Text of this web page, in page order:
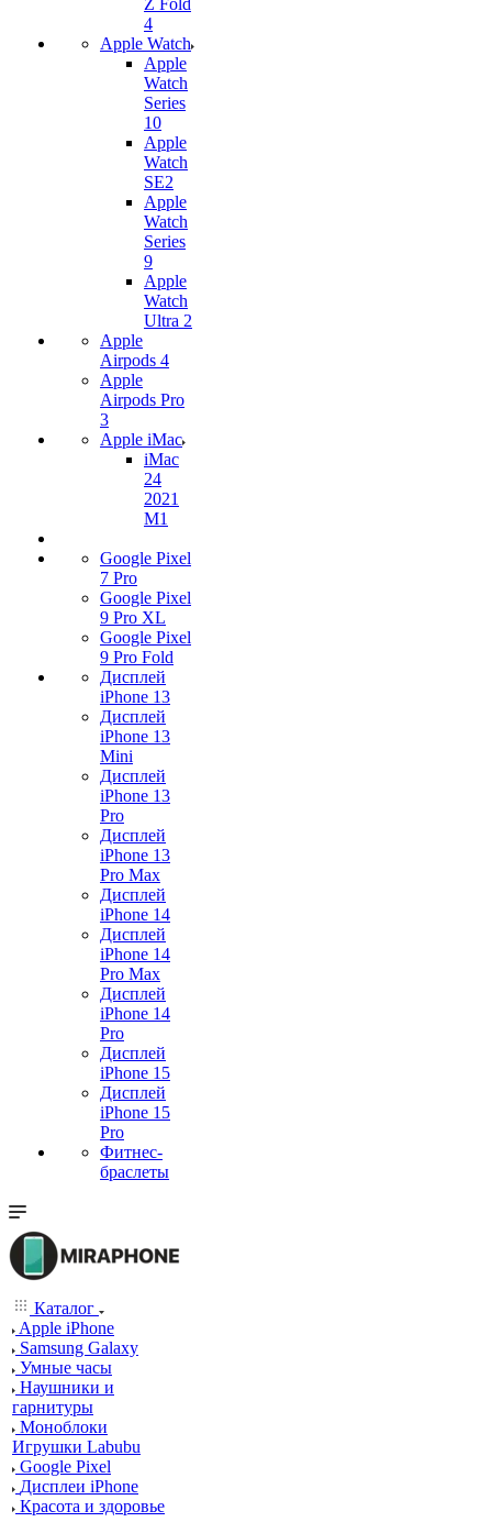
Z Fold
4
Apple Watch
Apple
Watch
Series
10
Apple
Watch
SE2
Apple
Watch
Series
9
Apple
Watch
Ultra 2
Apple
Airpods 4
Apple
Airpods Pro
3
Apple iMac
iMac
24
2021
M1
Google Pixel
7 Pro
Google Pixel
9 Pro XL
Google Pixel
9 Pro Fold
Дисплей
iPhone 13
Дисплей
iPhone 13
Mini
Дисплей
iPhone 13
Pro
Дисплей
iPhone 13
Pro Max
Дисплей
iPhone 14
Дисплей
iPhone 14
Pro Max
Дисплей
iPhone 14
Pro
Дисплей
iPhone 15
Дисплей
iPhone 15
Pro
Фитнес-
браслеты
Каталог
Apple iPhone
Samsung Galaxy
Умные часы
Наушники и
гарнитуры
Моноблоки
Игрушки Labubu
Google Pixel
Дисплеи iPhone
Красота и здоровье